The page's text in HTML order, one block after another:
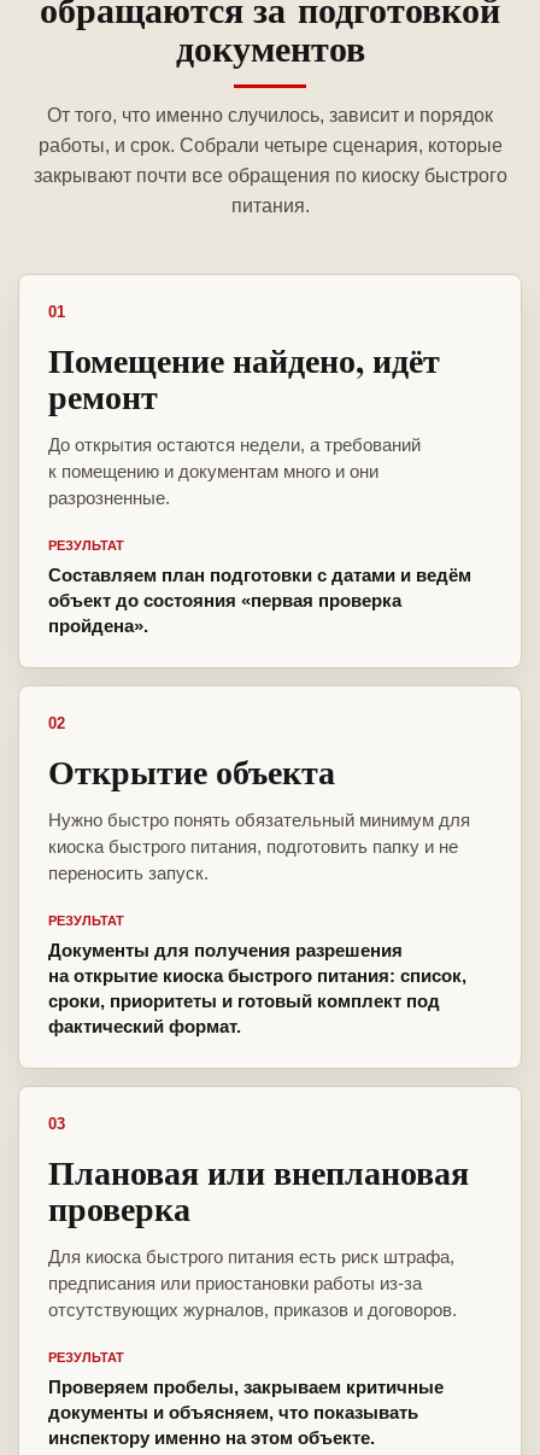
документов
От того, что именно случилось, зависит и порядок
работы, и срок. Собрали четыре сценария, которые
закрывают почти все обращения по киоску быстрого
питания.
01
Помещение найдено, идёт
ремонт
До открытия остаются недели, а требований
к помещению и документам много и они
разрозненные.
РЕЗУЛЬТАТ
Составляем план подготовки с датами и ведём
объект до состояния «первая проверка
пройдена».
02
Открытие объекта
Нужно быстро понять обязательный минимум для
киоска быстрого питания, подготовить папку и не
переносить запуск.
РЕЗУЛЬТАТ
Документы для получения разрешения
на открытие киоска быстрого питания: список,
сроки, приоритеты и готовый комплект под
фактический формат.
03
Плановая или внеплановая
проверка
Для киоска быстрого питания есть риск штрафа,
предписания или приостановки работы из-за
отсутствующих журналов, приказов и договоров.
РЕЗУЛЬТАТ
Проверяем пробелы, закрываем критичные
документы и объясняем, что показывать
инспектору именно на этом объекте.